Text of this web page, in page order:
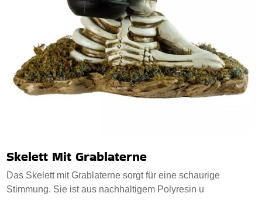
Skelett Mit Grablaterne
Das Skelett mit Grablaterne sorgt für eine schaurige
Stimmung. Sie ist aus nachhaltigem Polyresin u